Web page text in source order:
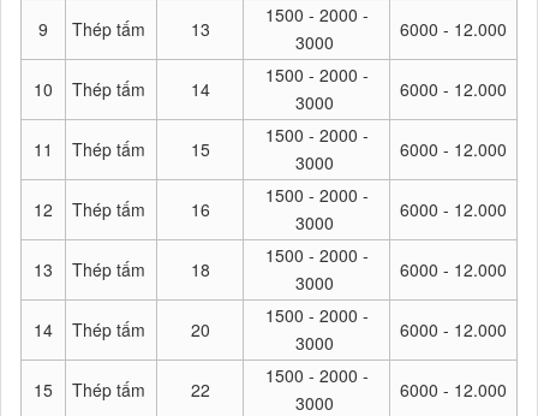
9 Thép tấm 13
1500 - 2000 -
3000
6000 - 12.000
10 Thép tấm 14
1500 - 2000 -
3000
6000 - 12.000
11 Thép tấm 15
1500 - 2000 -
3000
6000 - 12.000
12 Thép tấm 16
1500 - 2000 -
3000
6000 - 12.000
13 Thép tấm 18
1500 - 2000 -
3000
6000 - 12.000
14 Thép tấm 20
1500 - 2000 -
3000
6000 - 12.000
15 Thép tấm 22
1500 - 2000 -
3000
6000 - 12.000